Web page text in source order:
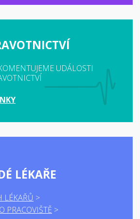
UDÁLOSTI
LÉKAŘE
LÉKAŘŮ
PRACOVIŠTĚ